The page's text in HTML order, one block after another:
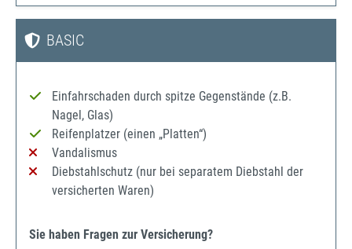
BASIC
Einfahrschaden durch spitze Gegenstände (z.B.
Nagel, Glas)
Reifenplatzer (einen „Platten“)
Vandalismus
Diebstahlschutz (nur bei separatem Diebstahl der
versicherten Waren)
Sie haben Fragen zur Versicherung?